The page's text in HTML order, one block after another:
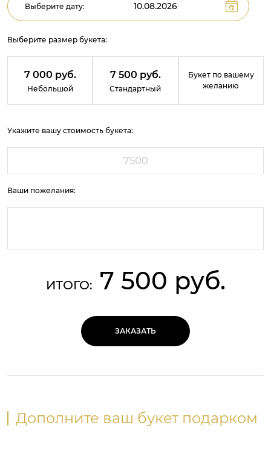
Выберите дату:
Выберите размер букета:
7 000 руб.
Небольшой
7 500 руб.
Стандартный
Букет по вашему
желанию
Укажите вашу стоимость букета:
Ваши пожелания:
ИТОГО: 7 500 руб.
ЗАКАЗАТЬ
Дополните ваш букет подарком